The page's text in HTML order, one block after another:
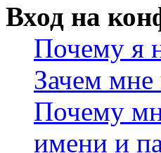
Вход на
Почему я
Зачем мне
Почему
имени и